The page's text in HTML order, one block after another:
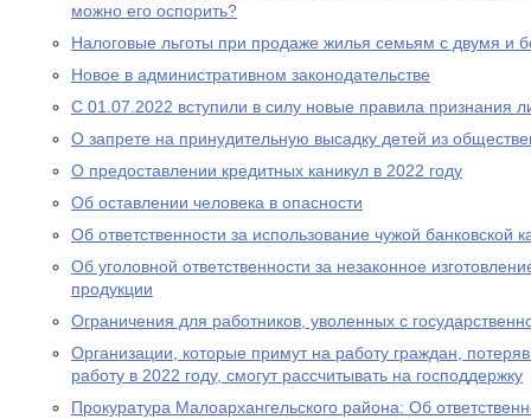
можно его оспорить?
Налоговые льготы при продаже жилья семьям с двумя и
Новое в административном законодательстве
С 01.07.2022 вступили в силу новые правила признания
О запрете на принудительную высадку детей из
О предоставлении кредитных каникул в 2022 году
Об оставлении человека в опасности
Об ответственности за использование чужой банковской
Об уголовной ответственности за незаконное
продукции
Ограничения для работников, уволенных с
Организации, которые примут на работу граждан,
работу в 2022 году, смогут рассчитывать на господдержку
Прокуратура Малоархангельского района: Об